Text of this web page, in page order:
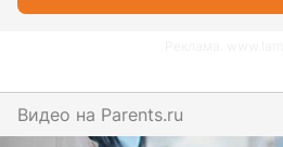
Видео на parents.ru